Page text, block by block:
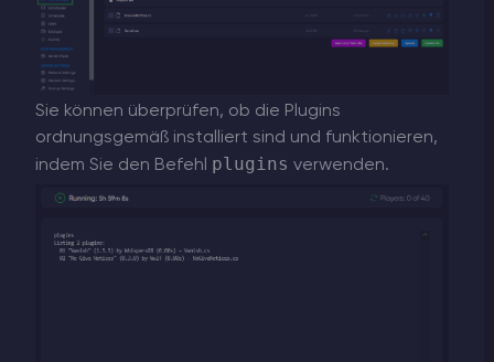
Sie können überprüfen, ob die Plugins
ordnungsgemäß installiert sind und funktionieren,
indem Sie den Befehl plugins verwenden.